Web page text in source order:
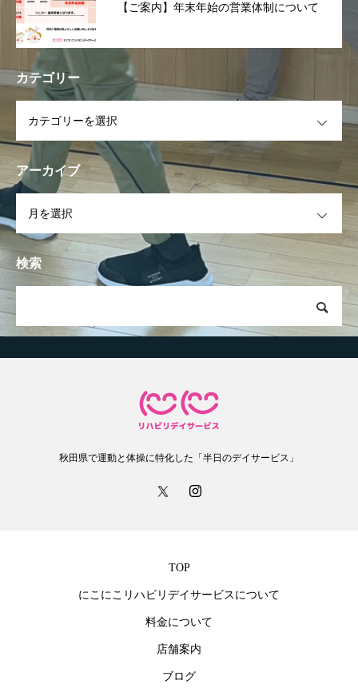
【ご案内】年末年始の営業体制について
カテゴリー
アーカイブ
検索
秋田県で運動と体操に特化した「半日のデイサービス」
TOP
にこにこリハビリデイサービスについて
料金について
店舗案内
ブログ